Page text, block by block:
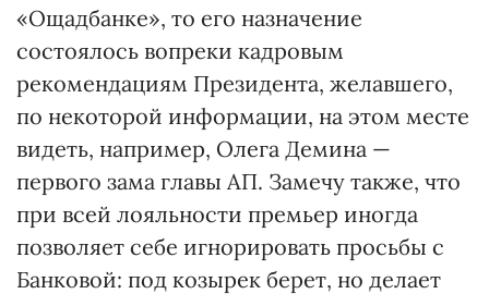
«Ощадбанке», то его назначение
состоялось вопреки кадровым
рекомендациям Президента, желавшего,
по некоторой информации, на этом месте
видеть, например, Олега Демина —
первого зама главы АП. Замечу также, что
при всей лояльности премьер иногда
позволяет себе игнорировать просьбы с
Банковой: под козырек берет, но делает